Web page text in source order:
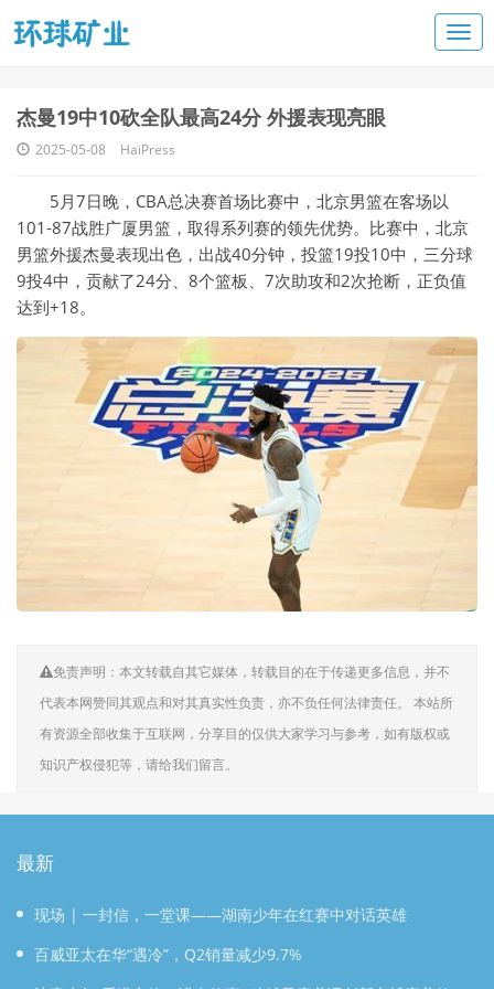
杰曼19中10砍全队最高24分 外援表现亮眼
2025-05-08 HaiPress
5月7日晚，CBA总决赛首场比赛中，北京男篮在客场以
101-87战胜广厦男篮，取得系列赛的领先优势。比赛中，北京
男篮外援杰曼表现出色，出战40分钟，投篮19投10中，三分球
9投4中，贡献了24分、8个篮板、7次助攻和2次抢断，正负值
达到+18。
免责声明：本文转载自其它媒体，转载目的在于传递更多信息，并不
代表本网赞同其观点和对其真实性负责，亦不负任何法律责任。 本站所
有资源全部收集于互联网，分享目的仅供大家学习与参考，如有版权或
知识产权侵犯等，请给我们留言。
最新
现场 | 一封信，一堂课——湖南少年在红赛中对话英雄
百威亚太在华“遇冷”，Q2销量减少9.7%